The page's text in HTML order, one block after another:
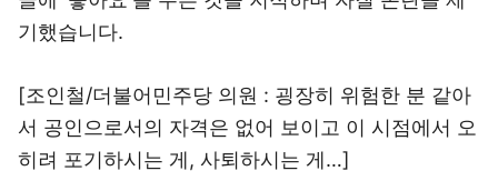
기했습니다.
[조인철/더불어민주당 의원 : 굉장히 위험한 분 같아
서 공인으로서의 자격은 없어 보이고 이 시점에서 오
히려 포기하시는 게, 사퇴하시는 게…]